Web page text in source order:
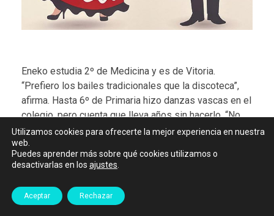
Eneko estudia 2º de Medicina y es de Vitoria.
“Prefiero los bailes tradicionales que la discoteca”,
afirma. Hasta 6º de Primaria hizo danzas vascas en el
colegio, pero cuenta que lleva años sin hacerlo. “No
suelo bailar, pero no me importa hacer un rato el tonto
con los amigos y me gusta aprender pasos”,
reconoce.
del grupo de Flamenco del
Utilizamos cookies para ofrecerte la mejor experiencia en nuestra
web.
Puedes aprender más sobre qué cookies utilizamos o
desactivarlas en los ajustes
Aceptar Rechazar